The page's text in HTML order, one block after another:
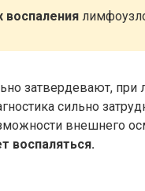
воспаления
затвердевают, при
сильно
внешнего
воспаляться.